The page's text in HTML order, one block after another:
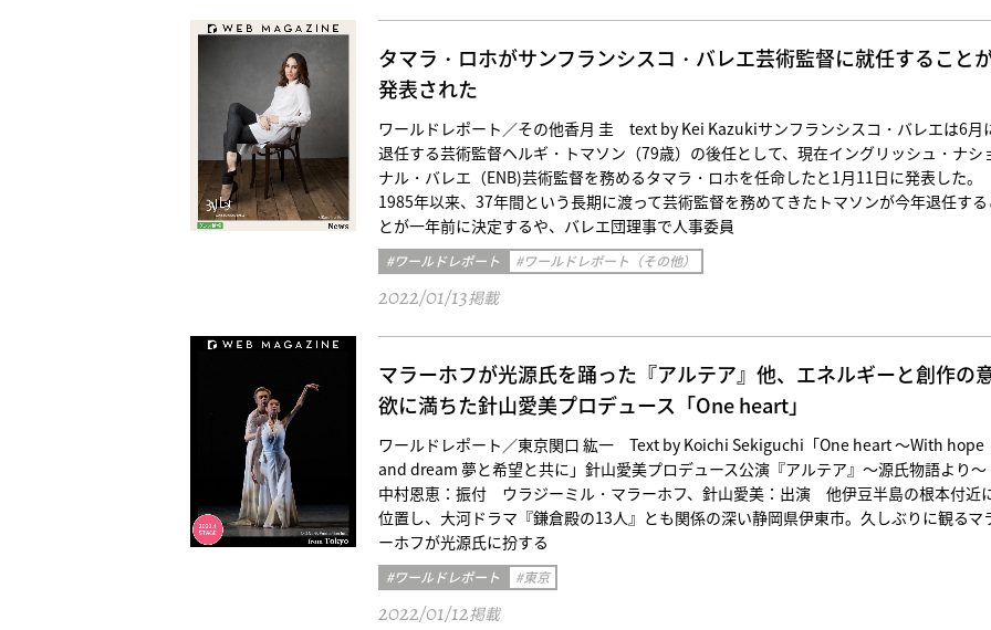
タマラ・ロホがサンフランシスコ・バレエ芸術監督に就任すること
発表された
ワールドレポート／その他香月 圭 text by Kei Kazukiサンフランシスコ・バレエは6月
退任する芸術監督ヘルギ・トマソン（79歳）の後任として、現在イングリッシュ・ナシ
ナル・バレエ（ENB)芸術監督を務めるタマラ・ロホを任命したと1月11日に発表した。
1985年以来、37年間という長期に渡って芸術監督を務めてきたトマソンが今年退任する
とが一年前に決定するや、バレエ団理事で人事委員
#ワールドレポート #ワールドレポート（その他）
2022/01/13掲載
マラーホフが光源氏を踊った『アルテア』他、エネルギーと創作の
欲に満ちた針山愛美プロデュース「One heart」
ワールドレポート／東京関口 紘一 Text by Koichi Sekiguchi「One heart 〜With hope
and dream 夢と希望と共に」針山愛美プロデュース公演『アルテア』〜源氏物語より〜
中村恩恵：振付 ウラジーミル・マラーホフ、針山愛美：出演 他伊豆半島の根本付近
位置し、大河ドラマ『鎌倉殿の13人』とも関係の深い静岡県伊東市。久しぶりに観るマ
ーホフが光源氏に扮する
#ワールドレポート #東京
2022/01/12掲載